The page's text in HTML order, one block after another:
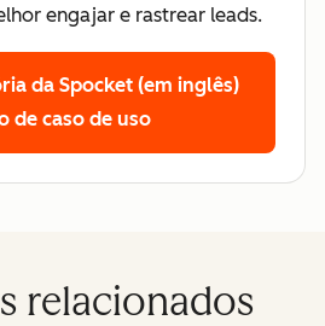
engajar e rastrear leads.
da Spocket (em inglês)
de caso de uso
relacionados